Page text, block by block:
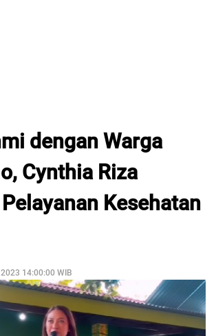
dengan Warga
Cynthia Riza
Kesehatan
14:00:00 WIB